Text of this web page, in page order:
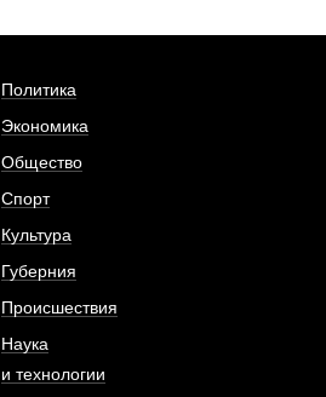
Политика
Экономика
Общество
Спорт
Культура
Губерния
Происшествия
Наука
и технологии